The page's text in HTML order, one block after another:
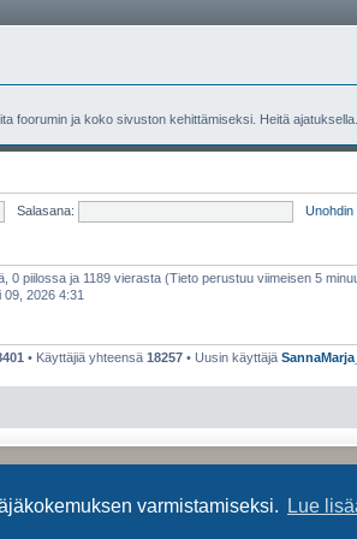
varmistamiseksi. Lue
foorumin ja koko sivuston kehittämiseksi. Heitä ajatuksella.
Salasana: Unohdin
0 piilossa ja 1189 vierasta (Tieto perustuu viimeisen 5
09, 2026 4:31
• Käyttäjiä yhteensä 18257 • Uusin käyttäjä
Keskustelufoorumin ohjelmisto